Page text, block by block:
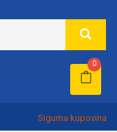
0
Sigurna kupovina